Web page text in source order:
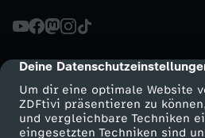
cmp-dialog-description
Deine
Um dir eine optimale Website
ZDFtivi präsentieren zu
und vergleichbare Techniken
eingesetzten Techniken sind
u
r
o
p